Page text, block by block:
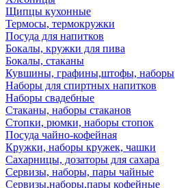
Щипцы кухонные
Термосы, термокружки
Посуда для напитков
Бокалы, кружки для пива
Бокалы, стаканы
Кувшины, графины,штофы, наборы
Наборы для спиртных напитков
Наборы свадебные
Стаканы, наборы стаканов
Стопки, рюмки, наборы стопок
Посуда чайно-кофейная
Кружки, наборы кружек, чашки
Сахарницы, дозаторы для сахара
Сервизы, наборы, пары чайные
Сервизы,наборы,пары кофейные